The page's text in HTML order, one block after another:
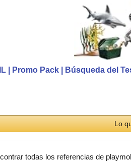
| Promo Pack | Búsqueda del
Lo
todas los referencias de